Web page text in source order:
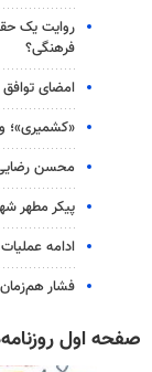
روایت یک
فرهنگی؟
امضای
«کشمیری»؛
محسن
پیکر مطهر
ادامه
فشار هم‌زمان
صفحه اول